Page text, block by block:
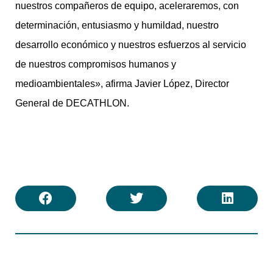
nuestros compañeros de equipo, aceleraremos, con
determinación, entusiasmo y humildad, nuestro
desarrollo económico y nuestros esfuerzos al servicio
de nuestros compromisos humanos y
medioambientales», afirma Javier López, Director
General de DECATHLON.